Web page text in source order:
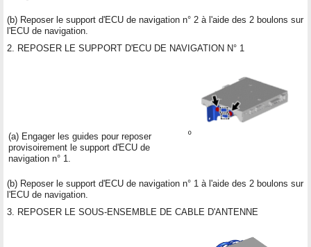
(b) Reposer le support d'ECU de navigation n° 2 à l'aide des 2 boulons sur
l'ECU de navigation.
2. REPOSER LE SUPPORT D'ECU DE NAVIGATION N° 1
(a) Engager les guides pour reposer
provisoirement le support d'ECU de
navigation n° 1.
(b) Reposer le support d'ECU de navigation n° 1 à l'aide des 2 boulons sur
l'ECU de navigation.
3. REPOSER LE SOUS-ENSEMBLE DE CABLE D'ANTENNE